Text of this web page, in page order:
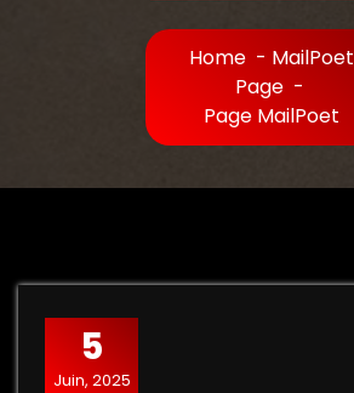
Home - MailPoet
Page-
Page MailPoet
5
Juin, 2025